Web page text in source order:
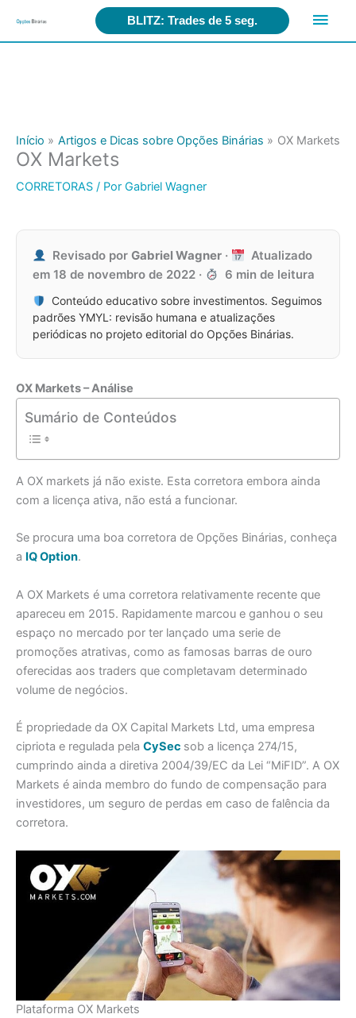
for: BLITZ: Trades de 5 seg.
Início Artigos e Dicas sobre Opções Binárias OX Markets
OX Markets
CORRETORAS / Por Gabriel Wagner
Revisado porGabriel Wagner ·
Atualizado
em 18 de novembro de 2022 · 6 min de leitura
Conteúdo educativo sobre investimentos. Seguimos
padrões YMYL: revisão humana e atualizações
periódicas no projeto editorial do Opções Binárias.
OX Markets – Análise
Sumário de Conteúdos
A OX markets já não existe. Esta corretora embora ainda
com a licença ativa, não está a funcionar.
Se procura uma boa corretora de Opções Binárias, conheça
a IQ Option.
A OX Markets é uma corretora relativamente recente que
apareceu em 2015. Rapidamente marcou e ganhou o seu
espaço no mercado por ter lançado uma serie de
promoções atrativas, como as famosas barras de ouro
oferecidas aos traders que completavam determinado
volume de negócios.
É propriedade da OX Capital Markets Ltd, uma empresa
cipriota e regulada pela CySec sob a licença 274/15,
cumprindo ainda a diretiva 2004/39/EC da Lei “MiFID”. A OX
Markets é ainda membro do fundo de compensação para
investidores, um seguro de perdas em caso de falência da
corretora.
Plataforma OX Markets